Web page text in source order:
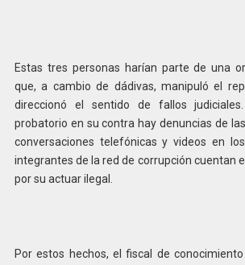
Estas tres personas harían parte de una
que, a cambio de dádivas, manipuló el
direccionó el sentido de fallos
probatorio en su contra hay denuncias de
conversaciones telefónicas y videos en
integrantes de la red de corrupción cuentan
por su actuar ilegal.
Por estos hechos, el fiscal de